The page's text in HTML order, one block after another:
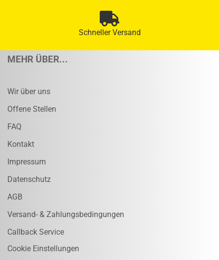
Schneller Versand
MEHR ÜBER...
Wir über uns
Offene Stellen
FAQ
Kontakt
Impressum
Datenschutz
AGB
Versand- & Zahlungsbedingungen
Callback Service
Cookie Einstellungen